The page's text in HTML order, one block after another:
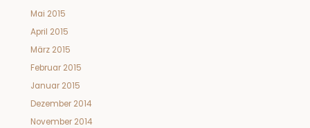
Mai 2015
April 2015
März 2015
Februar 2015
Januar 2015
Dezember 2014
November 2014